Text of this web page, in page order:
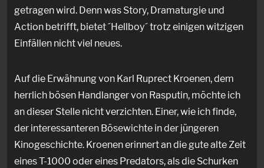
getragen wird. Denn was Story, Dramaturgie und
Action betrifft, bietet ´Hellboy´ trotz einigen witzigen
Einfällen nicht viel neues.
Auf die Erwähnung von Karl Ruprect Kroenen, dem
herrlich bösen Handlanger von Rasputin, möchte ich
an dieser Stelle nicht verzichten. Einer, wie ich finde,
der interessanteren Bösewichte in der jüngeren
Kinogeschichte. Kroenen erinnert an die gute alte Zeit
eines T-1000 oder eines Predators, als die Schurken